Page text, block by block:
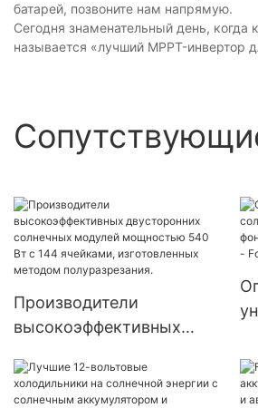
батарей, позвоните нам напрямую.
Сегодня знаменательный день, когда
называется «лучший MPPT-инвертор
Производители
высокоэффективных
модулей мощностью 540
Вт с 144 ячейками,